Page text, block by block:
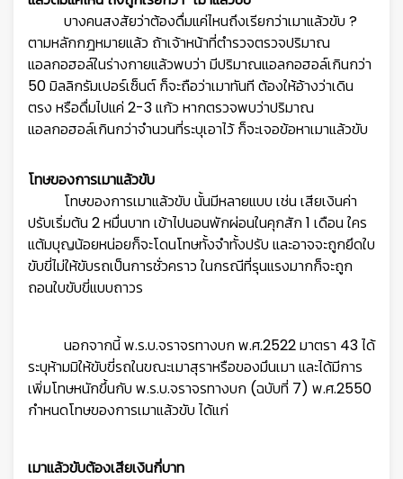
บางคนสงสัยว่าต้องดื่มแค่ไหนถึงเรียกว่าเมาแล้วขับ ?
ตามหลักกฎหมายแล้ว ถ้าเจ้าหน้าที่ตำรวจตรวจปริมาณ
แอลกอฮอล์ในร่างกายแล้วพบว่า มีปริมาณแอลกอฮอล์เกินกว่า
50 มิลลิกรัมเปอร์เซ็นต์ ก็จะถือว่าเมาทันที ต้องให้อ้างว่าเดิน
ตรง หรือดื่มไปแค่ 2-3 แก้ว หากตรวจพบว่าปริมาณ
แอลกอฮอล์เกินกว่าจำนวนที่ระบุเอาไว้ ก็จะเจอข้อหาเมาแล้วขับ
โทษของการเมาแล้วขับ
โทษของการเมาแล้วขับ นั้นมีหลายแบบ เช่น เสียเงินค่า
ปรับเริ่มต้น 2 หมื่นบาท เข้าไปนอนพักผ่อนในคุกสัก 1 เดือน ใคร
แต้มบุญน้อยหน่อยก็จะโดนโทษทั้งจำทั้งปรับ และอาจจะถูกยึดใบ
ขับขี่ไม่ให้ขับรถเป็นการชั่วคราว ในกรณีที่รุนแรงมากก็จะถูก
ถอนใบขับขี่แบบถาวร
นอกจากนี้ พ.ร.บ.จราจรทางบก พ.ศ.2522 มาตรา 43 ได้
ระบุห้ามมิให้ขับขี่รถในขณะเมาสุราหรือของมึนเมา และได้มีการ
เพิ่มโทษหนักขึ้นกับ พ.ร.บ.จราจรทางบก (ฉบับที่ 7) พ.ศ.2550
กำหนดโทษของการเมาแล้วขับ ได้แก่
เมาแล้วขับต้องเสียเงินกี่บาท